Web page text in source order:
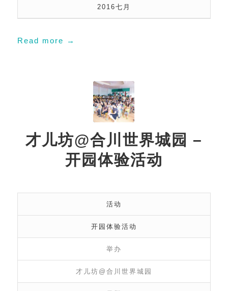
2016七月
Read more →
才儿坊@合川世界城园 –
开园体验活动
活动
开园体验活动
举办
才儿坊@合川世界城园